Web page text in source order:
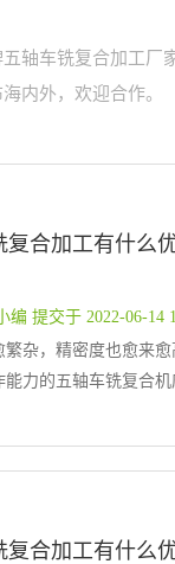
轴车铣复合加工
内外，欢迎合作。
复合加工有什么优
编 提交于 2022-06-14
繁杂，精密度也愈来
能力的五轴车铣复合机
复合加工有什么